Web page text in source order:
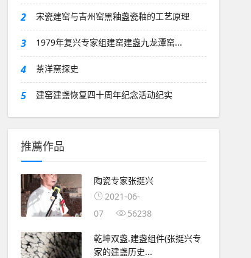
2 宋瓷建窑与吉州窑黑釉盏瓷釉的工艺原理
3 1979年复兴专家组建窑建盏九龙潭窑...
4 茶洋窯探史
5 建窑建盏恢复四十周年纪念活动纪实
推薦作品
陶瓷专家张挺兴
2021-06-
07
56238
乾坤双盏.建盏组件(张挺兴专
家的建盏历史...